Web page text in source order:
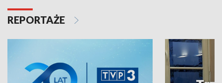
REPORTAŻE